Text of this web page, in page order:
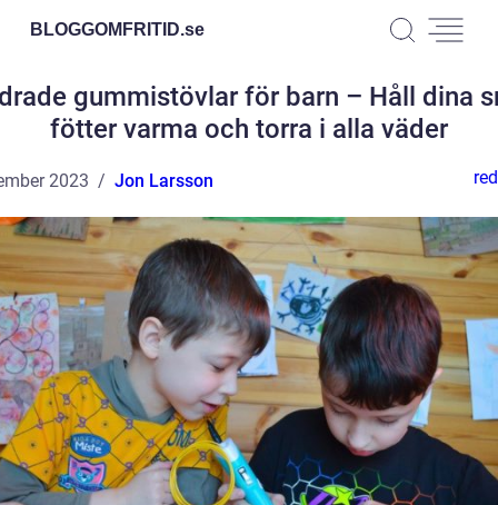
BLOGGOMFRITID.se
gummistövlar för barn – Håll dina
fötter varma och torra i alla väder
2023 Jon Larsson